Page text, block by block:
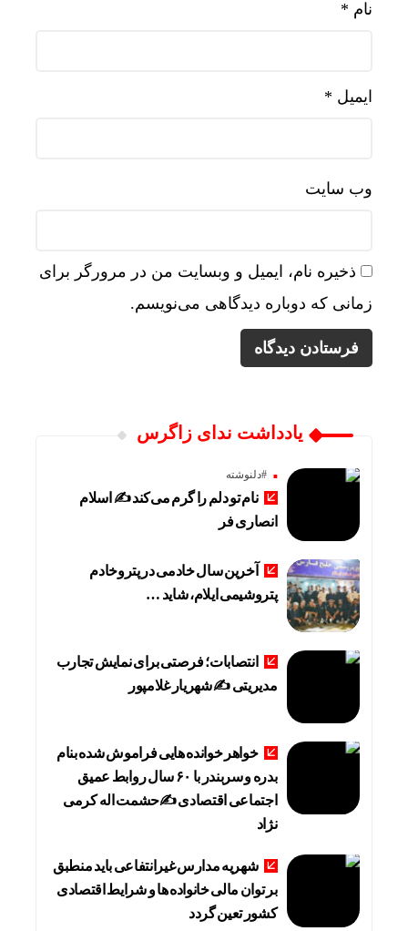
نام *
ایمیل *
وب‌ سایت
ذخیره نام، ایمیل و وبسایت من در مرورگر برای
زمانی که دوباره دیدگاهی می‌نویسم.
یادداشت ندای زاگرس
#دلنوشته
نام تو دلم را گرم می‌کند ✍️ اسلام
انصاری فر
آخرین سال خادمی در پتروخادم
پتروشیمی ایلام، شاید …
انتصابات؛ فرصتی برای نمایش تجارب
مدیریتی ✍ شهریار غلامپور
خواهر خوانده هایی فراموش شده بنام
بدره و سربندر با ۶۰ سال روابط عمیق
اجتماعی اقتصادی ✍حشمت اله کرمی
نژاد
شهریه مدارس غیرانتفاعی باید منطبق
بر توان مالی خانواده ها و شرایط اقتصادی
کشور تعین گردد